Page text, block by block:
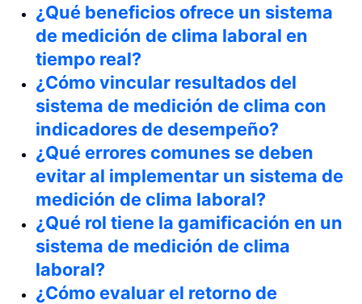
¿Qué beneficios ofrece un sistema
de medición de clima laboral en
tiempo real?
¿Cómo vincular resultados del
sistema de medición de clima con
indicadores de desempeño?
¿Qué errores comunes se deben
evitar al implementar un sistema de
medición de clima laboral?
¿Qué rol tiene la gamificación en un
sistema de medición de clima
laboral?
¿Cómo evaluar el retorno de